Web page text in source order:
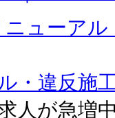
ニューア
・違反施
人が急増